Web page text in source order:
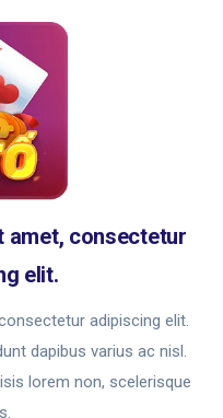
amet, consectetur
elit.
adipiscing elit.
dapibus varius ac nisl.
lorem non, scelerisque